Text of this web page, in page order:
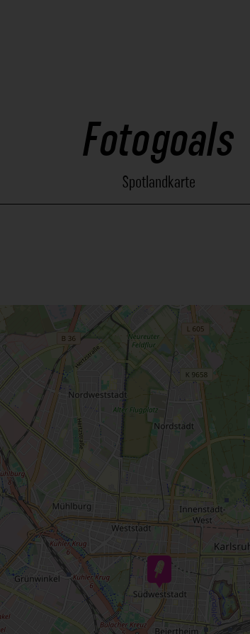
Fotogoals
Spotlandkarte